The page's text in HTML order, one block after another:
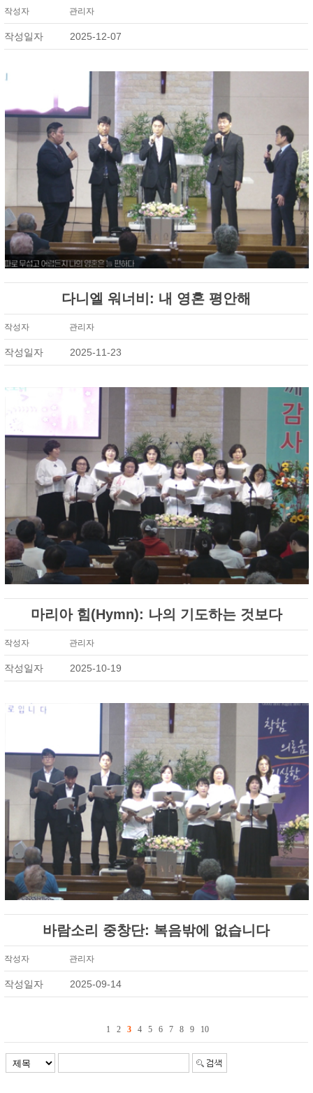
작성자 관리자
작성일자 2025-12-07
다니엘 워너비: 내 영혼 평안해
작성자 관리자
작성일자 2025-11-23
마리아 힘(Hymn): 나의 기도하는 것보다
작성자 관리자
작성일자 2025-10-19
바람소리 중창단: 복음밖에 없습니다
작성자 관리자
작성일자 2025-09-14
1 2 3 4 5 6 7 8 9 10